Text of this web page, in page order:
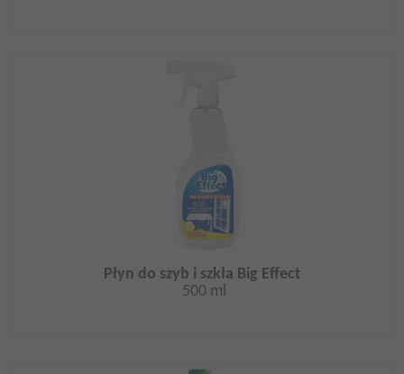
Płyn do szyb i szkła Big Effect
500 ml